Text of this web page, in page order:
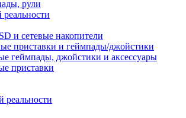
рули
и сетевые накопители
приставки и геймпады/джойстики
геймпады, джойстики и аксессуары
приставки
реальности